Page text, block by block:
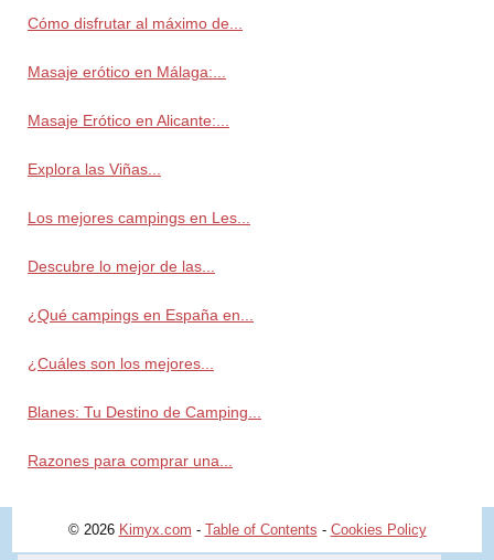
Cómo disfrutar al máximo de...
Masaje erótico en Málaga:...
Masaje Erótico en Alicante:...
Explora las Viñas...
Los mejores campings en Les...
Descubre lo mejor de las...
¿Qué campings en España en...
¿Cuáles son los mejores...
Blanes: Tu Destino de Camping...
Razones para comprar una...
© 2026 Kimyx.com - Table of Contents - Cookies Policy